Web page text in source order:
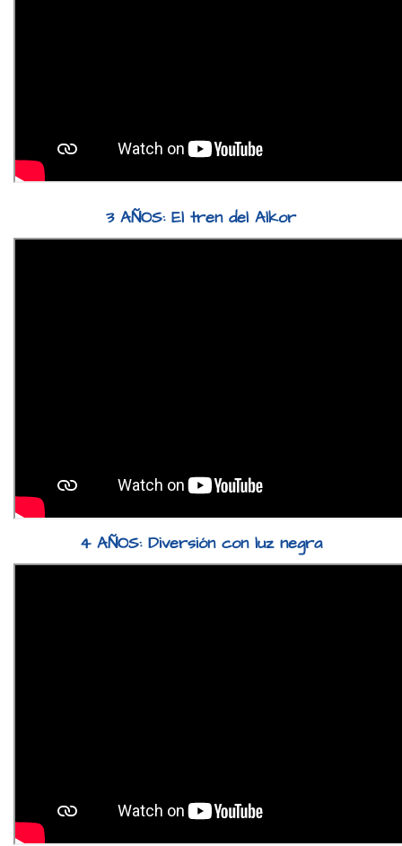
3 AÑOS: El tren del Alkor
4 AÑOS: Diversión con luz negra